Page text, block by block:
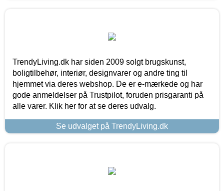
TrendyLiving.dk har siden 2009 solgt brugskunst,
boligtilbehør, interiør, designvarer og andre ting til
hjemmet via deres webshop. De er e-mærkede og har
gode anmeldelser på Trustpilot, foruden prisgaranti på
alle varer. Klik her for at se deres udvalg.
Se udvalget på TrendyLiving.dk